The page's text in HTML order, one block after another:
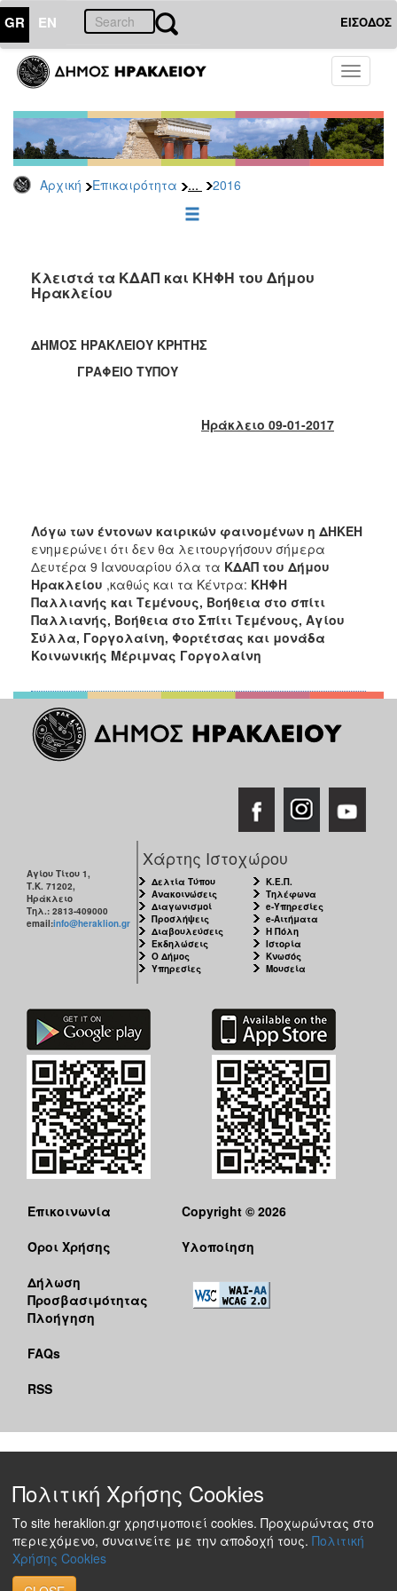
GR EN ΕΙΣΟΔΟΣ
Toggle
Αρχική Επικαιρότητα ... 2016
ΕΠΙΚΑΙΡΟΤΗΤΑ
Τύπου
Αρχείο
2026
2025
2022
2021
2019
2018
2011
2010
2006
ΕΠΙΣΚΕΠΤΗΣ
ΗΡΑΚΛΕΙΟ
Κλειστά τα ΚΔΑΠ και ΚΗΦΗ του Δήμου
Ηρακλείου
ΔΗΜΟΣ ΗΡΑΚΛΕΙΟΥ ΚΡΗΤΗΣ
ΓΡΑΦΕΙΟ ΤΥΠΟΥ
Ηράκλειο 09-01-2017
Λόγω των έντονων καιρικών φαινομένων η ΔΗΚΕΗ
ενημερώνει ότι δεν θα λειτουργήσουν σήμερα
Δευτέρα 9 Ιανουαρίου όλα τα ΚΔΑΠ του Δήμου
Ηρακλείου ,καθώς και τα Κέντρα: ΚΗΦΗ
Παλλιανής και Τεμένους, Βοήθεια στο σπίτι
Παλλιανής, Βοήθεια στο Σπίτι Τεμένους, Αγίου
Σύλλα, Γοργολαίνη, Φορτέτσας και μονάδα
Κοινωνικής Μέριμνας Γοργολαίνη
Αγίου Τίτου 1,
Τ.Κ. 71202,
Ηράκλειο
Τηλ.: 2813-409000
email:info@heraklion.gr
Χάρτης Ιστοχώρου
Δελτία Τύπου
Ανακοινώσεις
Διαγωνισμοί
Προσλήψεις
Διαβουλεύσεις
Εκδηλώσεις
Ο Δήμος
Υπηρεσίες
Κ.Ε.Π.
Τηλέφωνα
e-Υπηρεσίες
e-Αιτήματα
Η Πόλη
Ιστορία
Κνωσός
Μουσεία
Επικοινωνία
Όροι Χρήσης
Δήλωση
Προσβασιμότητας
Πλοήγηση
FAQs
RSS
Copyright © 2026
Υλοποίηση
Πολιτική Χρήσης Cookies
Το site heraklion.gr χρησιμοποιεί cookies. Προχωρώντας στο
περιεχόμενο, συναινείτε με την αποδοχή τους. Πολιτική
Χρήσης Cookies